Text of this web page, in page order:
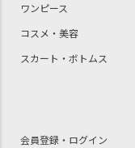
ワンピース
コスメ・美容
スカート・ボトムス
会員登録・ログイン